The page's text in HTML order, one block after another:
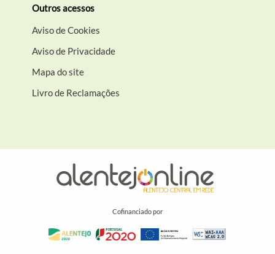
Outros acessos
Aviso de Cookies
Aviso de Privacidade
Mapa do site
Livro de Reclamações
Cofinanciado por